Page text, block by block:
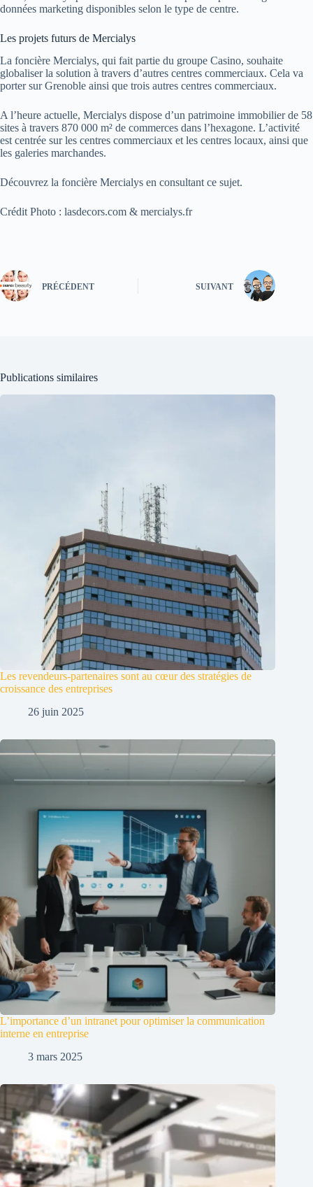
données marketing disponibles selon le type de centre.
Les projets futurs de Mercialys
La foncière Mercialys, qui fait partie du groupe Casino, souhaite
globaliser la solution à travers d’autres centres commerciaux. Cela va
porter sur Grenoble ainsi que trois autres centres commerciaux.
A l’heure actuelle, Mercialys dispose d’un patrimoine immobilier de 58
sites à travers 870 000 m² de commerces dans l’hexagone. L’activité
est centrée sur les centres commerciaux et les centres locaux, ainsi que
les galeries marchandes.
Découvrez la foncière Mercialys en consultant ce sujet.
Crédit Photo : lasdecors.com & mercialys.fr
PRÉCÉDENT SUIVANT
Publications similaires
Les revendeurs-partenaires sont au cœur des stratégies de
croissance des entreprises
26 juin 2025
L’importance d’un intranet pour optimiser la communication
interne en entreprise
3 mars 2025